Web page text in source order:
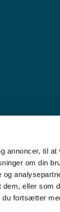
annoncer, til
om din
eller som
fortsætter